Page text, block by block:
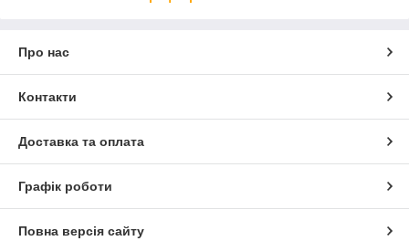
Про нас
Контакти
Доставка та оплата
Графік роботи
Повна версія сайту